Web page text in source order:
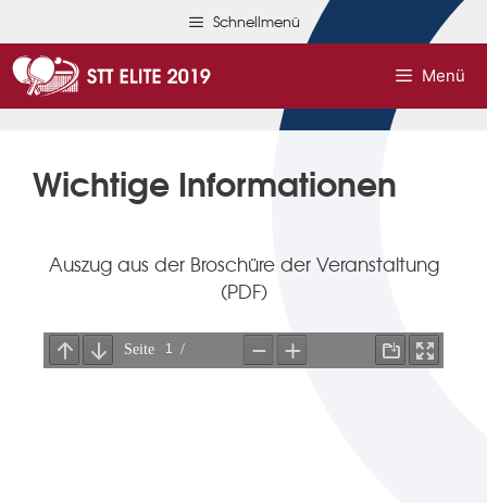
Schnellmenü
Menü
Wichtige Informationen
Auszug aus der Broschüre der Veranstaltung
(PDF)